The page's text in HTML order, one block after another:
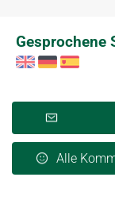
Gesprochene
Alle